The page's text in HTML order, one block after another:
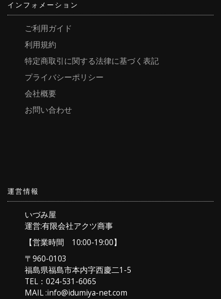
インフォメーション
ご利用ガイド
利用規約
特定商取引に関する法律に基づく表記
プライバシーポリシー
会社概要
お問い合わせ
運営情報
いづみ屋
運営:有限会社アクツ商事
【営業時間 10:00-19:00】
〒960-0103
福島県福島市本内字西慶二1-5
TEL：024-531-6065
MAIL :info@idumiya-net.com